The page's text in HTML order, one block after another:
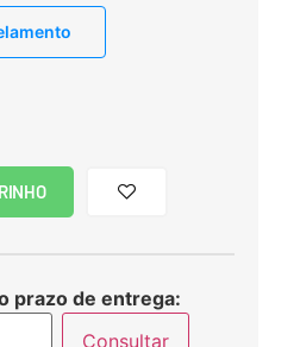
prazo de entrega:
Consultar